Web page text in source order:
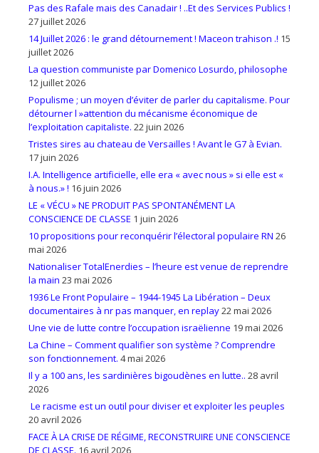
Pas des Rafale mais des Canadair ! ..Et des Services Publics !
27 juillet 2026
14 Juillet 2026 : le grand détournement ! Maceon trahison .! 15
juillet 2026
La question communiste par Domenico Losurdo, philosophe
12 juillet 2026
Populisme ; un moyen d’éviter de parler du capitalisme. Pour
détourner l »attention du mécanisme économique de
l’exploitation capitaliste. 22 juin 2026
Tristes sires au chateau de Versailles ! Avant le G7 à Evian.
17 juin 2026
I.A. Intelligence artificielle, elle era « avec nous » si elle est «
à nous.» ! 16 juin 2026
LE « VÉCU » NE PRODUIT PAS SPONTANÉMENT LA
CONSCIENCE DE CLASSE 1 juin 2026
10 propositions pour reconquérir l’électoral populaire RN 26
mai 2026
Nationaliser TotalEnerdies – l’heure est venue de reprendre
la main 23 mai 2026
1936 Le Front Populaire – 1944-1945 La Libération – Deux
documentaires à nr pas manquer, en replay22 mai 2026
Une vie de lutte contre l’occupation israëlienne 19 mai 2026
La Chine – Comment qualifier son système ? Comprendre
son fonctionnement. 4 mai 2026
Il y a 100 ans, les sardinières bigoudènes en lutte.. 28 avril
2026
Le racisme est un outil pour diviser et exploiter les peuples
20 avril 2026
FACE À LA CRISE DE RÉGIME, RECONSTRUIRE UNE CONSCIENCE
DE CLASSE. 16 avril 2026